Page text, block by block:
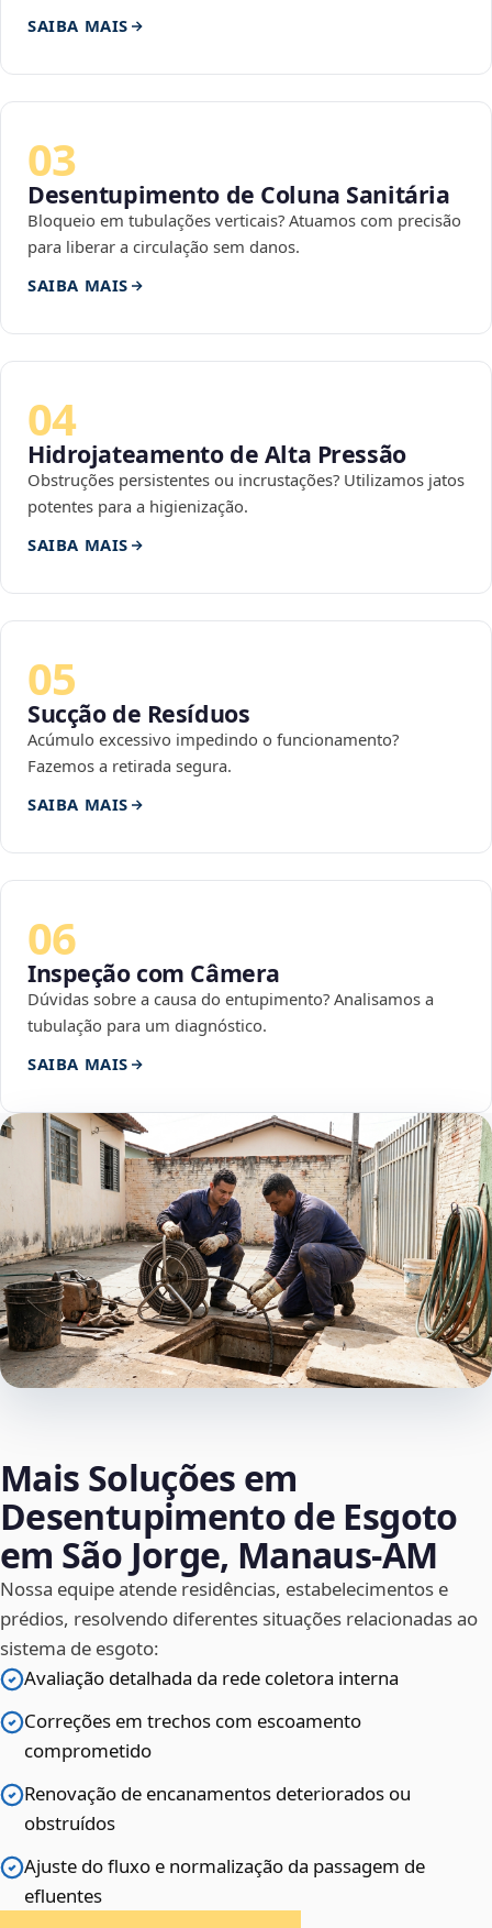
SAIBA MAIS
03
Desentupimento de Coluna Sanitária
Bloqueio em tubulações verticais? Atuamos com precisão
para liberar a circulação sem danos.
SAIBA MAIS
04
Hidrojateamento de Alta Pressão
Obstruções persistentes ou incrustações? Utilizamos jatos
potentes para a higienização.
SAIBA MAIS
05
Sucção de Resíduos
Acúmulo excessivo impedindo o funcionamento?
Fazemos a retirada segura.
SAIBA MAIS
06
Inspeção com Câmera
Dúvidas sobre a causa do entupimento? Analisamos a
tubulação para um diagnóstico.
SAIBA MAIS
Mais Soluções em
Desentupimento de Esgoto
em São Jorge, Manaus‑AM
Nossa equipe atende residências, estabelecimentos e
prédios, resolvendo diferentes situações relacionadas ao
sistema de esgoto:
Avaliação detalhada da rede coletora interna
Correções em trechos com escoamento
comprometido
Renovação de encanamentos deteriorados ou
obstruídos
Ajuste do fluxo e normalização da passagem de
efluentes